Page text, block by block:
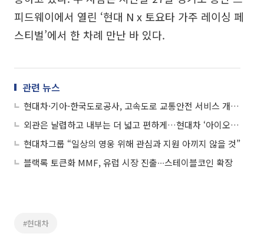
피드웨이에서 열린 ‘현대 N x 토요타 가주 레이싱 페
스티벌’에서 한 차례 만난 바 있다.
관련 뉴스
현대차·기아-한국도로공사, 고속도로 교통안전 서비스 개발 MOU체결
외관은 날렵하고 내부는 더 넓고 편하게…현대차 ‘아이오닉9’ 공개
현대차그룹 “일상의 영웅 위해 관심과 지원 아끼지 않을 것”
블랙록 토큰화 MMF, 유럽 시장 진출∙∙∙스테이블코인 확장
#현대차